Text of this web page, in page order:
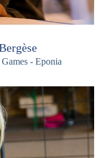
- Eponia